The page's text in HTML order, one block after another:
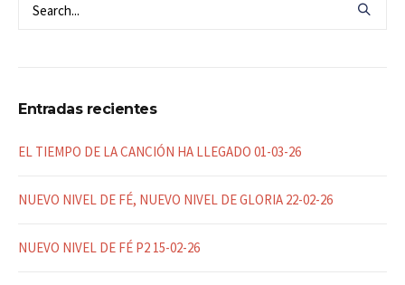
Entradas recientes
EL TIEMPO DE LA CANCIÓN HA LLEGADO 01-03-26
NUEVO NIVEL DE FÉ, NUEVO NIVEL DE GLORIA 22-02-26
NUEVO NIVEL DE FÉ P2 15-02-26